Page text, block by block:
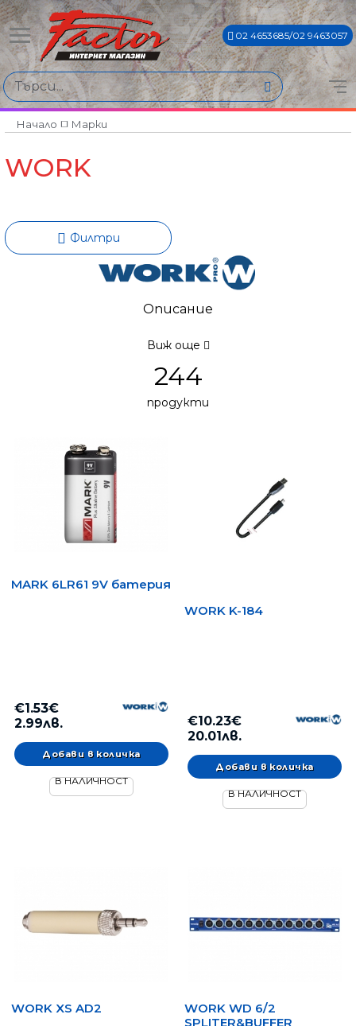
02 4653685/02 9463057
Намери продукти по
Цена
€0€ - €2199€
Начало Марки
WORK
Филтри
Описание
Виж още
244
продукти
MARK 6LR61 9V батерия
€1.53€
2.99лв.
В НАЛИЧНОСТ
WORK K-184
€10.23€
20.01лв.
В НАЛИЧНОСТ
WORK XS AD2
WORK WD 6/2
SPLITER&BUFFER